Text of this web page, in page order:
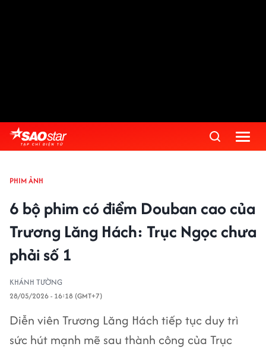
PHIM ẢNH
6 bộ phim có điểm Douban cao của
Trương Lăng Hách: Trục Ngọc chưa
phải số 1
KHÁNH TƯỜNG
28/05/2026 - 16:18 (GMT+7)
Diễn viên Trương Lăng Hách tiếp tục duy trì
sức hút mạnh mẽ sau thành công của Trục